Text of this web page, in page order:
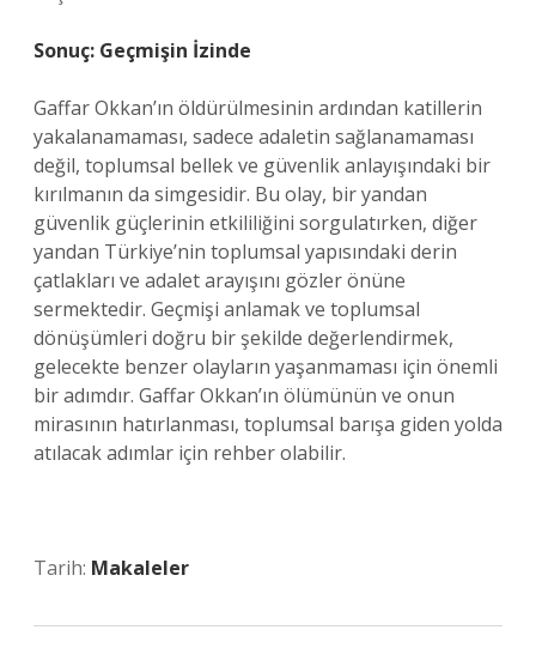
Sonuç: Geçmişin İzinde
Gaffar Okkan’ın öldürülmesinin ardından katillerin
yakalanamaması, sadece adaletin sağlanamaması
değil, toplumsal bellek ve güvenlik anlayışındaki bir
kırılmanın da simgesidir. Bu olay, bir yandan
güvenlik güçlerinin etkililiğini sorgulatırken, diğer
yandan Türkiye’nin toplumsal yapısındaki derin
çatlakları ve adalet arayışını gözler önüne
sermektedir. Geçmişi anlamak ve toplumsal
dönüşümleri doğru bir şekilde değerlendirmek,
gelecekte benzer olayların yaşanmaması için önemli
bir adımdır. Gaffar Okkan’ın ölümünün ve onun
mirasının hatırlanması, toplumsal barışa giden yolda
atılacak adımlar için rehber olabilir.
Tarih: Makaleler